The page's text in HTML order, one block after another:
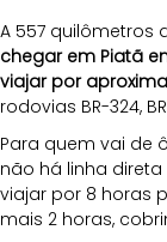
A 557 quilômetros
chegar em Piatã
viajar por
rodovias BR-324,
Para quem vai de
não há linha
viajar por 8 horas
mais 2 horas,